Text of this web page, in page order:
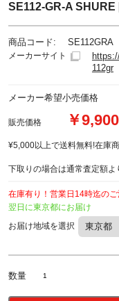
SE112-GR-A
商品コード: SE112GRA
メーカーサイト
112gr
メーカー希望小売価格
販売価格 ￥
¥5,000以上で送料無料!在庫
下取りの場合は通常査定額
在庫有り！営業日14時迄のご
翌日に東京都にお届け
お届け地域を選択
数量